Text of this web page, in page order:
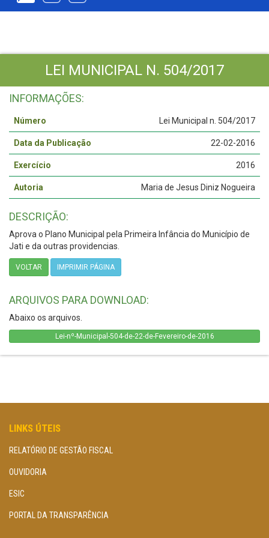
LEI MUNICIPAL N. 504/2017
INFORMAÇÕES:
Número Lei Municipal n. 504/2017
Data da Publicação 22-02-2016
Exercício 2016
Autoria Maria de Jesus Diniz Nogueira
DESCRIÇÃO:
Aprova o Plano Municipal pela Primeira Infância do Município de
Jati e da outras providencias.
VOLTAR IMPRIMIR PÁGINA
ARQUIVOS PARA DOWNLOAD:
Abaixo os arquivos.
Lei-nº-Municipal-504-de-22-de-Fevereiro-de-2016
LINKS ÚTEIS
RELATÓRIO DE GESTÃO FISCAL
OUVIDORIA
ESIC
PORTAL DA TRANSPARÊNCIA